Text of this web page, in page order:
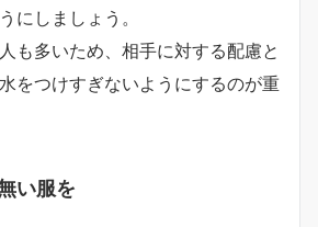
にしましょう。
も多いため、相手に対する配慮と
をつけすぎないようにするのが重
い服を